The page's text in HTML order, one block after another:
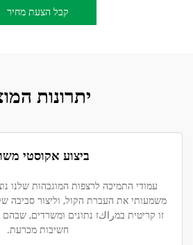
קבל הצעת מחיר
יתרונות
ביצוע אקוסטי
עמודי התמיכה לרצפות המוגבהות שלנו
משמעותי את העברת הקול, וליצור סביבה
זו קריטית במراكז נתונים ומשרדים,
חשיבות מכרעת.